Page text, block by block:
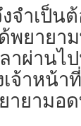
จำเป็
พยาย
าผ่าน
จ้าหน้
ยามอ